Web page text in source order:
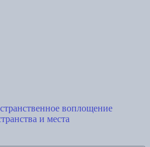
воплощение
и места